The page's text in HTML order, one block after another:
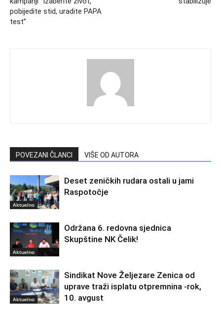
pobijedite stid, uradite PAPA
test”
POVEZANI ČLANCI VIŠE OD AUTORA
Aktuelno
Deset zeničkih rudara ostali u jami
Raspotočje
Aktuelno
Održana 6. redovna sjednica
Skupštine NK Čelik!
Aktuelno
Sindikat Nove Željezare Zenica od
uprave traži isplatu otpremnina -rok,
10. avgust